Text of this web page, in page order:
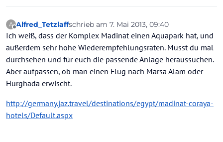
A
Offline
Alfred_Tetzlaffschrieb am 7. Mai 2013, 09:40
zuletzt editiert von
Ich weiß, dass der Komplex Madinat einen Aquapark hat, und
außerdem sehr hohe Wiederempfehlungsraten. Musst du mal
durchsehen und für euch die passende Anlage heraussuchen.
Aber aufpassen, ob man einen Flug nach Marsa Alam oder
Hurghada erwischt.
http://germany.jaz.travel/destinations/egypt/madinat-coraya-
hotels/Default.aspx